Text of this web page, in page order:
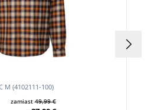
M (4102111-100)
zamiast49,99 €